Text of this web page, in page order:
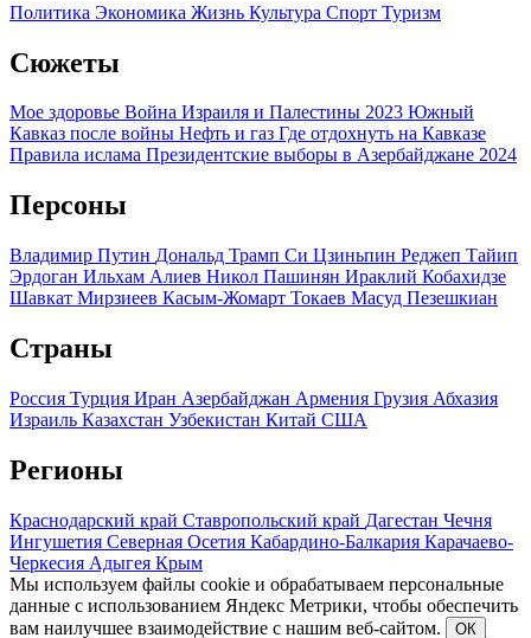
Политика Экономика Жизнь Культура Спорт Туризм
Сюжеты
Мое здоровье Война Израиля и Палестины 2023 Южный
Кавказ после войны Нефть и газ Где отдохнуть на Кавказе
Правила ислама Президентские выборы в Азербайджане 2024
Персоны
Владимир Путин Дональд Трамп Си Цзиньпин Реджеп Тайип
Эрдоган Ильхам Алиев Никол Пашинян Ираклий Кобахидзе
Шавкат Мирзиеев Касым-Жомарт Токаев Масуд Пезешкиан
Страны
Россия Турция Иран Азербайджан Армения Грузия Абхазия
Израиль Казахстан Узбекистан Китай США
Регионы
Краснодарский край Ставропольский край Дагестан Чечня
Ингушетия Северная Осетия Кабардино-Балкария Карачаево-
Черкесия Адыгея Крым
Мы используем файлы cookie и обрабатываем персональные
данные с использованием Яндекс Метрики, чтобы обеспечить
вам наилучшее взаимодействие с нашим веб-сайтом.
ОК